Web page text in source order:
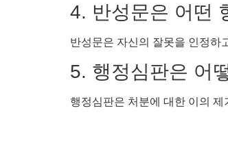
4. 반성문은 어떤
반성문은 자신의 잘못을 인정하
5. 행정심판은 어
행정심판은 처분에 대한 이의